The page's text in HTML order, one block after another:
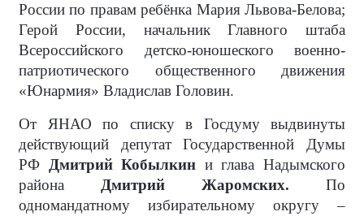
России по правам ребёнка Мария Львова-Белова;
Герой России, начальник Главного штаба
Всероссийского детско-юношеского военно-
патриотического общественного движения
«Юнармия» Владислав Головин.
От ЯНАО по списку в Госдуму выдвинуты
действующий депутат Государственной Думы
РФ
Дмитрий Кобылкин и глава Надымского
района Дмитрий Жаромских. По
одномандатному избирательному округу –